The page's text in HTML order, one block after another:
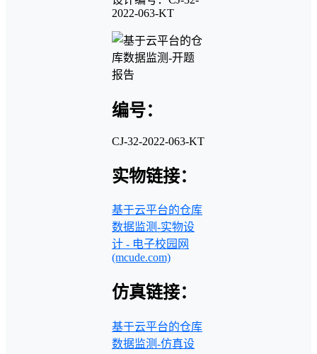
2022-063-KT
编号：
CJ-32-2022-063-KT
实物链接：
基于云平台的仓库
数据监测-实物设
计 - 电子校园网
(mcude.com)
仿真链接：
基于云平台的仓库
数据监测-仿真设